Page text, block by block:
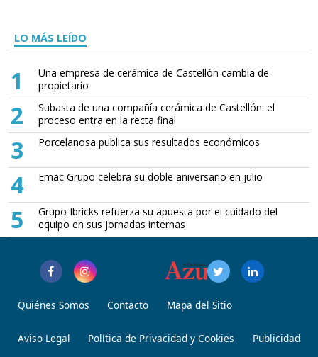
LO MÁS LEÍDO
1
Una empresa de cerámica de Castellón cambia de
propietario
2
Subasta de una compañía cerámica de Castellón: el
proceso entra en la recta final
3 Porcelanosa publica sus resultados económicos
4 Emac Grupo celebra su doble aniversario en julio
5
Grupo Ibricks refuerza su apuesta por el cuidado del
equipo en sus jornadas internas
Quiénes Somos Contacto Mapa del Sitio
Aviso Legal Política de Privacidad y Cookies Publicidad